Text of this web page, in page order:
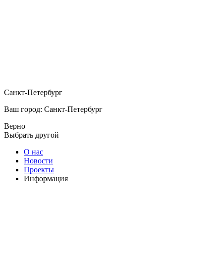
Санкт-Петербург
Ваш город: Санкт-Петербург
Верно
Выбрать другой
О нас
Новости
Проекты
Информация